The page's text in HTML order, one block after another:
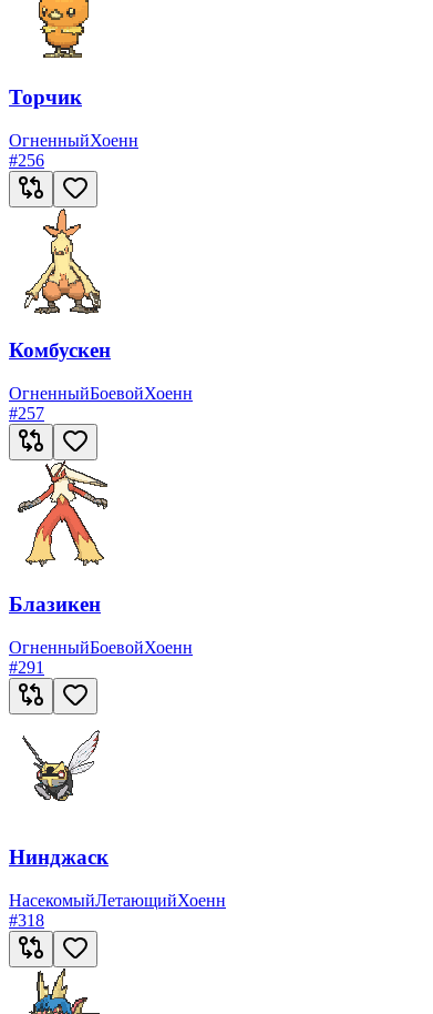
Торчик
ОгненныйХоенн
#256
Комбускен
ОгненныйБоевойХоенн
#257
Блазикен
ОгненныйБоевойХоенн
#291
Нинджаск
НасекомыйЛетающийХоенн
#318